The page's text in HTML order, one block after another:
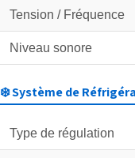
Tension / Fréquence
Niveau sonore
❄️ Système de
Type de régulation